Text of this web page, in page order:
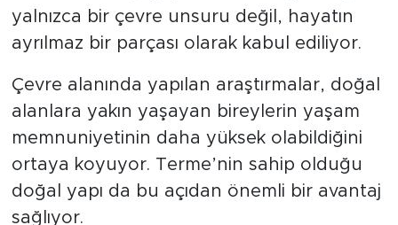
yalnızca bir çevre unsuru değil, hayatın
ayrılmaz bir parçası olarak kabul ediliyor.
Çevre alanında yapılan araştırmalar, doğal
alanlara yakın yaşayan bireylerin yaşam
memnuniyetinin daha yüksek olabildiğini
ortaya koyuyor. Terme’nin sahip olduğu
doğal yapı da bu açıdan önemli bir avantaj
sağlıyor.